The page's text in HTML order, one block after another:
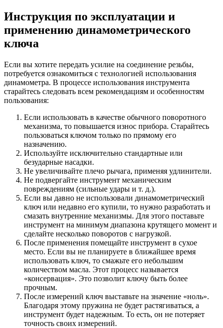
Инструкция по эксплуатации и
применению динамометрического
ключа
Если вы хотите передать усилие на соединение резьбы,
потребуется ознакомиться с технологией использования
динамометра. В процессе использования инструмента
старайтесь следовать всем рекомендациям и особенностям
пользования:
Если использовать в качестве обычного поворотного
механизма, то повышается износ прибора. Старайтесь
пользоваться ключом только по прямому его
назначению.
Используйте исключительно стандартные или
безударные насадки.
Не увеличивайте плечо рычага, применяя удлинители.
Не подвергайте инструмент механическим
повреждениям (сильные удары и т. д.).
Если вы давно не использовали динамометрический
ключ или недавно его купили, то нужно разработать и
смазать внутренние механизмы. Для этого поставьте
инструмент на минимум диапазона крутящего момент и
сделайте несколько поворотов с нагрузкой.
После применения помещайте инструмент в сухое
место. Если вы не планируете в ближайшее время
использовать ключ, то смажьте его небольшим
количеством масла. Этот процесс называется
«консервация». Это позволит ключу быть более
прочным.
После измерений ключ выставьте на значение «ноль».
Благодаря этому пружина не будет растягиваться, а
инструмент будет надежным. То есть, он не потеряет
точность своих измерений.